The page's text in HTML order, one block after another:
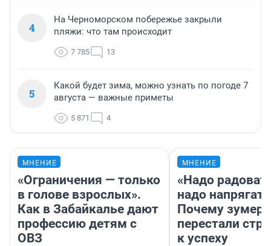
4
На Черноморском побережье закрыли
пляжи: что там происходит
7 785 13
5
Какой будет зима, можно узнать по погоде 7
августа — важные приметы
5 871 4
МНЕНИЕ
«Ограничения — только
в голове взрослых».
Как в Забайкалье дают
профессию детям с
ОВЗ
МНЕНИЕ
«Надо
надо
Почему
перестали
к успеху